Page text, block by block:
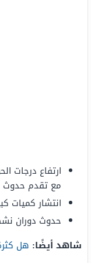
ارتفاع درجات
مع تقدم حدوث
انتشار كميات
حدوث دوران
شاهد أيضًا: هل